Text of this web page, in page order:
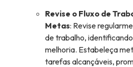
Revise o Fluxo de
Metas: Revise
de trabalho,
melhoria. Estabeleça
tarefas alcançáveis,